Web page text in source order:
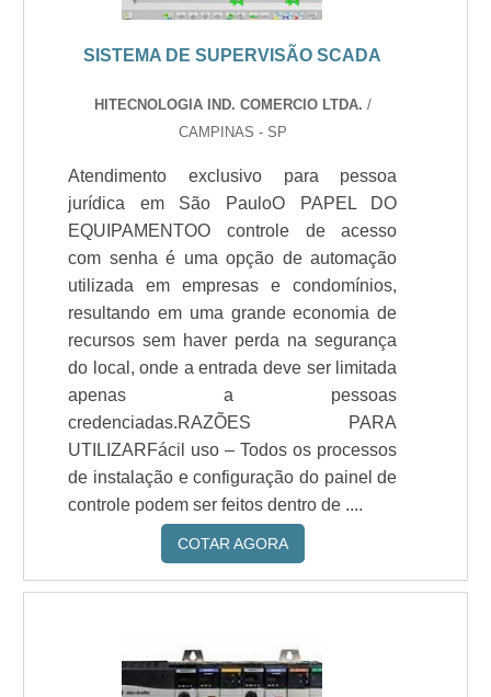
SISTEMA DE SUPERVISÃO SCADA
HITECNOLOGIA IND. COMERCIO LTDA. /
CAMPINAS - SP
Atendimento exclusivo para pessoa
jurídica em São PauloO PAPEL DO
EQUIPAMENTOO controle de acesso
com senha é uma opção de automação
utilizada em empresas e condomínios,
resultando em uma grande economia de
recursos sem haver perda na segurança
do local, onde a entrada deve ser limitada
apenas a pessoas
credenciadas.RAZÕES PARA
UTILIZARFácil uso – Todos os processos
de instalação e configuração do painel de
controle podem ser feitos dentro de ....
COTAR AGORA